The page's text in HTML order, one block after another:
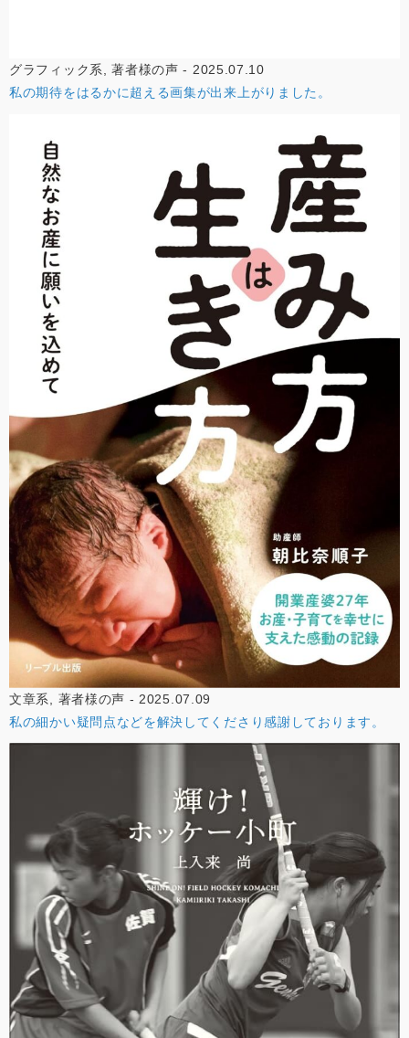
グラフィック系, 著者様の声 - 2025.07.10
私の期待をはるかに超える画集が出来上がりました。
文章系, 著者様の声 - 2025.07.09
私の細かい疑問点などを解決してくださり感謝しております。